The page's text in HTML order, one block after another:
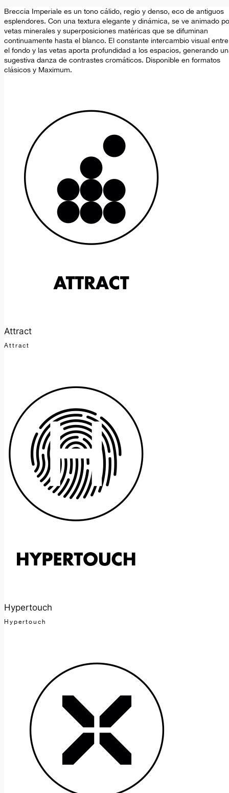
Breccia Imperiale es un tono cálido, regio y denso, eco de antiguos
esplendores. Con una textura elegante y dinámica, se ve animado
vetas minerales y superposiciones matéricas que se difuminan
continuamente hasta el blanco. El constante intercambio visual entre
el fondo y las vetas aporta profundidad a los espacios, generando
sugestiva danza de contrastes cromáticos. Disponible en formatos
clásicos y Maximum.
Attract
Attract
Hypertouch
Hypertouch